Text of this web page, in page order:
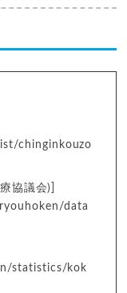
chinginkouzo
協議会)]
data
statistics/kok